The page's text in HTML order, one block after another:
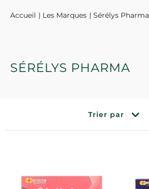
Accueil Les Marques Sérélys Pharma
SÉRÉLYS PHARMA
Trier par